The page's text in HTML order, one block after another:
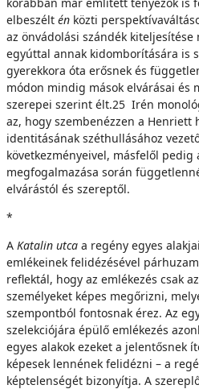
elbeszélt én közti
az önvádolási szándék
egyúttal annak kidomborítására is
gyerekkora óta erősnek és
módon mindig mások elvárásai és
szerepei szerint élt.25 Irén
az, hogy szembenézzen a Henriett
identitásának széthullásához
következményeivel, másfelől pedig
megfogalmazása során
elvárástól és szereptől.
*
A Katalin utca a regény egyes
emlékeinek felidézésével
reflektál, hogy az emlékezés csak
személyeket képes megőrizni,
szempontból fontosnak érez. Az
szelekciójára épülő emlékezés
egyes alakok ezeket a jelentősnek
képesek lennének felidézni – a
képtelenségét bizonyítja. A